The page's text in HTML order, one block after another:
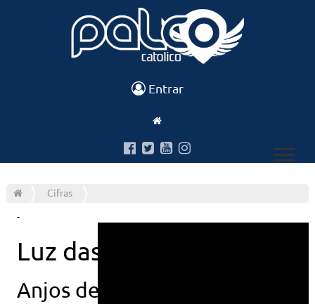
Entrar
Cifras
-
Luz das nacoes
Anjos de resgate